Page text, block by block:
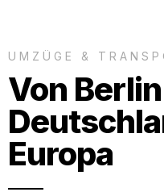
UMZÜGE &
Von
Europa